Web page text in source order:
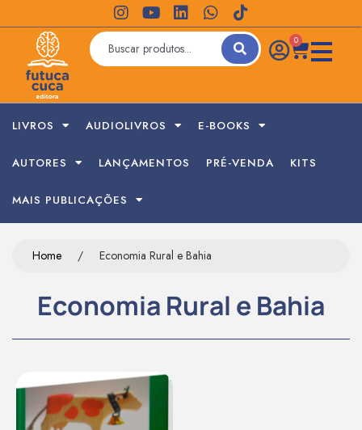
0
LIVROS AUDIOLIVROS E-BOOKS
AUTORES LANÇAMENTOS PRÉ-VENDA KITS
MAIS PUBLICAÇÕES
Home / Economia Rural e Bahia
Economia Rural e Bahia